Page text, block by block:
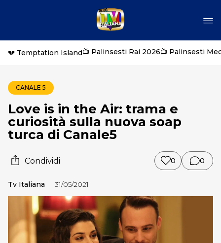
💔 Temptation Island📺 Palinsesti Rai 2026📺 Palinsesti
CANALE 5
Love is in the Air: trama e
curiosità sulla nuova soap
turca di Canale5
Condividi 0 0
Tv Italiana 31/05/2021